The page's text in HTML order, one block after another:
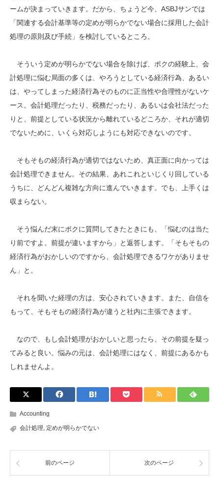
ームが決まっていきます。だから、ちょうど今、ASBJサンでは
「関連する会計基準等の定めが明らかでない場合に採用した会計
処理の原則及び手続」を検討しているところ。
そういう定めが明らかでない場合を除けば、ボクの経験上、会
計処理に悩む局面の多くは、やろうとしている経済行為、あるい
は、やってしまった経済行為そのものに正当性や合理性がないケ
ース。会計処理だったり、税務だったり、あるいは会社法だった
りと、前提としている状況から離れているどころか、それが適切
でないために、いくら対応しようにも対応できないのです。
そもそもの経済行為が適切ではないため、真正面に向かっては
会計処理できません。その結果、あれこれといじくり回している
うちに、どんどん複雑な方向に進んでいきます。でも、上手くは
収まらない。
そう悩んだ末にボクに質問してきたときにも、「悩むのは当た
り前ですよ。前提が違いますから」と返答します。「そもそもの
経済行為がおかしいのですから、会計処理できるワケがありませ
ん」と。
それを聞いた経理の方は、安心されていきます。また、自信を
もって、そもそもの経済行為が違うと社内に主張できます。
なので、もし会計処理がおかしいと思ったら、その前提を疑っ
てみると良い。悩みの元は、会計処理にはなく、前提にあるかも
しれませんよ。
Accounting
会計処理, 定めが明らかでない
前のページ 次のページ